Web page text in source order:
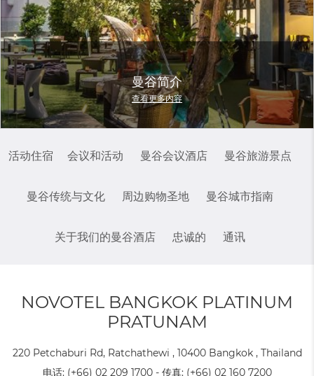
曼谷简介
查看更多内容
活动住宿 会议和活动 曼谷会议酒店 曼谷旅游景点
曼谷传统与文化 周边购物圣地 曼谷城市指南
关于我们的曼谷酒店 忠诚的 通讯
NOVOTEL BANGKOK PLATINUM
PRATUNAM
220 Petchaburi Rd, Ratchathewi , 10400 Bangkok , Thailand
电话: (+66) 02 209 1700- 传真: (+66) 02 160 7200